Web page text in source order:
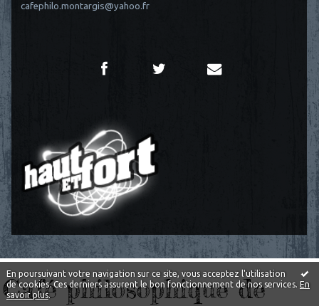
En poursuivant votre navigation sur ce site, vous acceptez l'utilisation
de cookies. Ces derniers assurent le bon fonctionnement de nos services. En
savoir plus.
cafephilo.montargis@yahoo.fr
Café philosophique de